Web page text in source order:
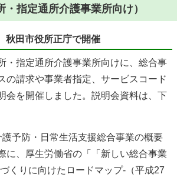
・指定通所介護事業所向け）
秋田市役所正庁で開催
・指定通所介護事業所向けに、総合事
の請求や事業者指定、サービスコード
会を開催しました。説明会資料は、下
予防・日常生活支援総合事業の概要
に、厚生労働省の「「新しい総合事業
くりに向けたロードマップ-（平成27